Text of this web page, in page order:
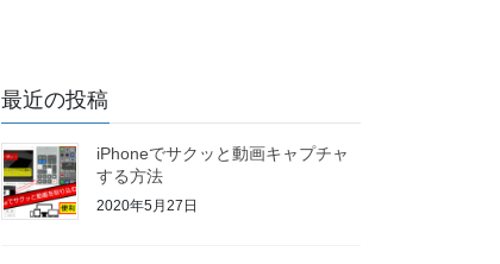
最近の投稿
iPhoneでサクッと動画キャプチャ
する方法
2020年5月27日